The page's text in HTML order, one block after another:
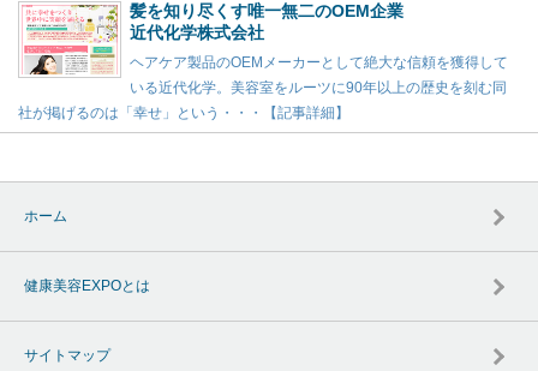
髪を知り尽くす唯一無二のOEM企業
近代化学株式会社
ヘアケア製品のOEMメーカーとして絶大な信頼を獲得して
いる近代化学。美容室をルーツに90年以上の歴史を刻む同
社が掲げるのは「幸せ」という・・・【記事詳細】
ホーム
健康美容EXPOとは
サイトマップ